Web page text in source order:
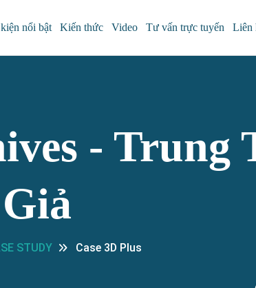
nổi bật Kiến thức Video Tư vấn trực tuyến Liên
- Trung
Giả
STUDY Case 3D Plus